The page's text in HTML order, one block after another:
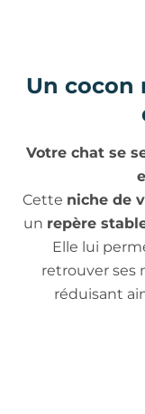
Un cocon
Votre chat se
Cette niche de
un repère
Elle lui
retrouver ses
réduisant